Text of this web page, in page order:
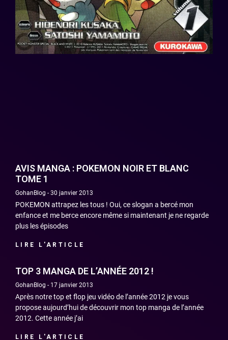
AVIS MANGA : POKEMON NOIR ET BLANC
TOME 1
GohanBlog 30 janvier 2013
POKEMON attrapez les tous ! Oui, ce slogan a bercé mon
enfance et me berce encore même si maintenant je ne regarde
plus les épisodes
LIRE L'ARTICLE
TOP 3 MANGA DE L’ANNÉE 2012 !
GohanBlog 17 janvier 2013
Après notre top et flop jeu vidéo de l’année 2012 je vous
propose aujourd’hui de découvrir mon top manga de l’année
2012. Cette année j’ai
LIRE L'ARTICLE